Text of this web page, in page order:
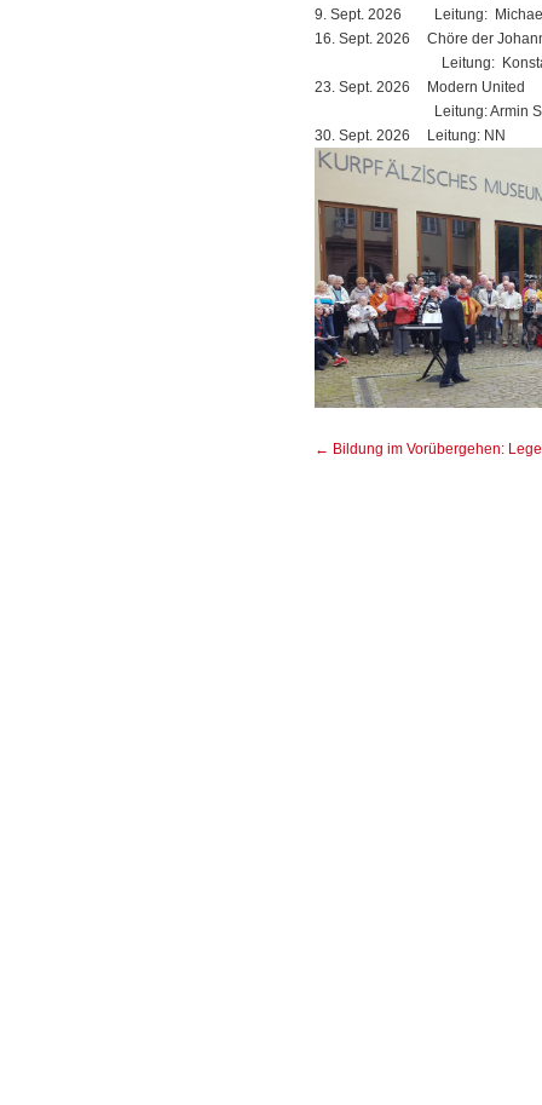
9. Sept. 2026
Leitung:
16. Sept. 2026
Chöre der
Leitung:
23. Sept. 2026
Modern United
Leitung: Armin
30. Sept. 2026
Leitung: NN
← Bildung im Vorübergehen: